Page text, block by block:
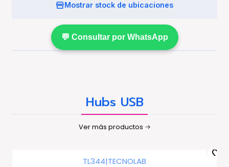
Mostrar stock de ubicaciones
💬 Consultar por WhatsApp
Hubs USB
Ver más productos
TL344|TECNOLAB